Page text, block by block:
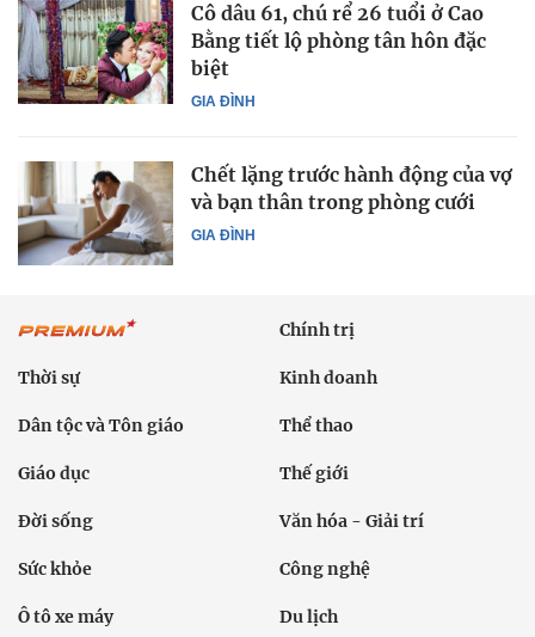
GIA ĐÌNH
Cô dâu 61, chú rể 26 tuổi ở Cao
Bằng tiết lộ phòng tân hôn đặc
biệt
GIA ĐÌNH
Chết lặng trước hành động của vợ
và bạn thân trong phòng cưới
Chính trị
Thời sự Kinh doanh
Dân tộc và Tôn giáo Thể thao
Giáo dục Thế giới
Đời sống Văn hóa - Giải trí
Sức khỏe Công nghệ
Ô tô xe máy Du lịch